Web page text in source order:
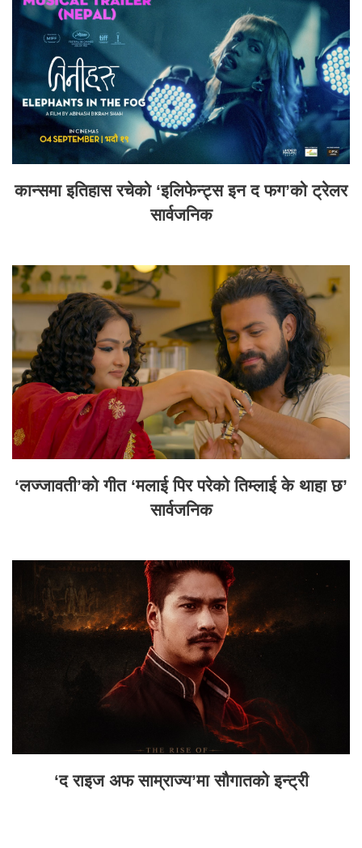
कान्समा इतिहास रचेको ‘इलिफेन्ट्स इन द फग’को ट्रेलर
सार्वजनिक
‘लज्जावती’को गीत ‘मलाई पिर परेको तिम्लाई के थाहा छ’
सार्वजनिक
‘द राइज अफ साम्राज्य’मा सौगातको इन्ट्री